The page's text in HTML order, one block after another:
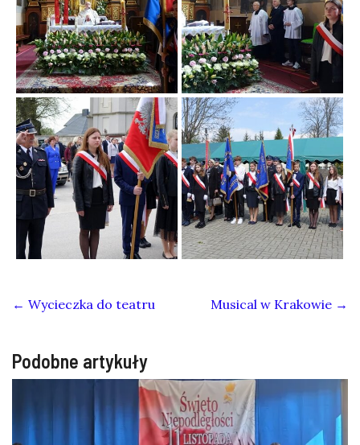
← Wycieczka do teatru Musical w Krakowie →
Podobne artykuły